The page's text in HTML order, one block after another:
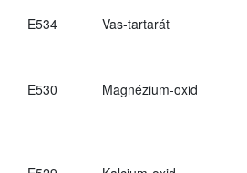
E534
Vas-tartarát
E530 Magnézium-oxid